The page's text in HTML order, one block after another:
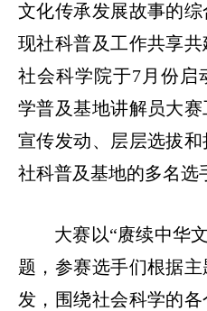
文化传承发展故事的
现社科普及工作共享
社会科学院于7月份启
学普及基地讲解员大
宣传发动、层层选拔
社科普及基地的多名选
大赛以“赓续中华
题，参赛选手们根据
发，围绕社会科学的